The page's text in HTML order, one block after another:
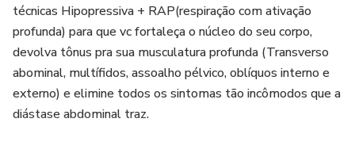
técnicas Hipopressiva + RAP(respiração com ativação
profunda) para que vc fortaleça o núcleo do seu corpo,
devolva tônus pra sua musculatura profunda (Transverso
abominal, multífidos, assoalho pélvico, oblíquos interno e
externo) e elimine todos os sintomas tão incômodos que a
diástase abdominal traz.